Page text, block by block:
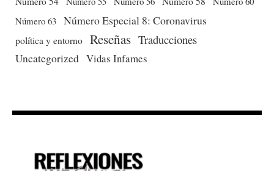
Número 63 Número Especial 8: Coronavirus
política y entorno Reseñas Traducciones
Uncategorized Vidas Infames